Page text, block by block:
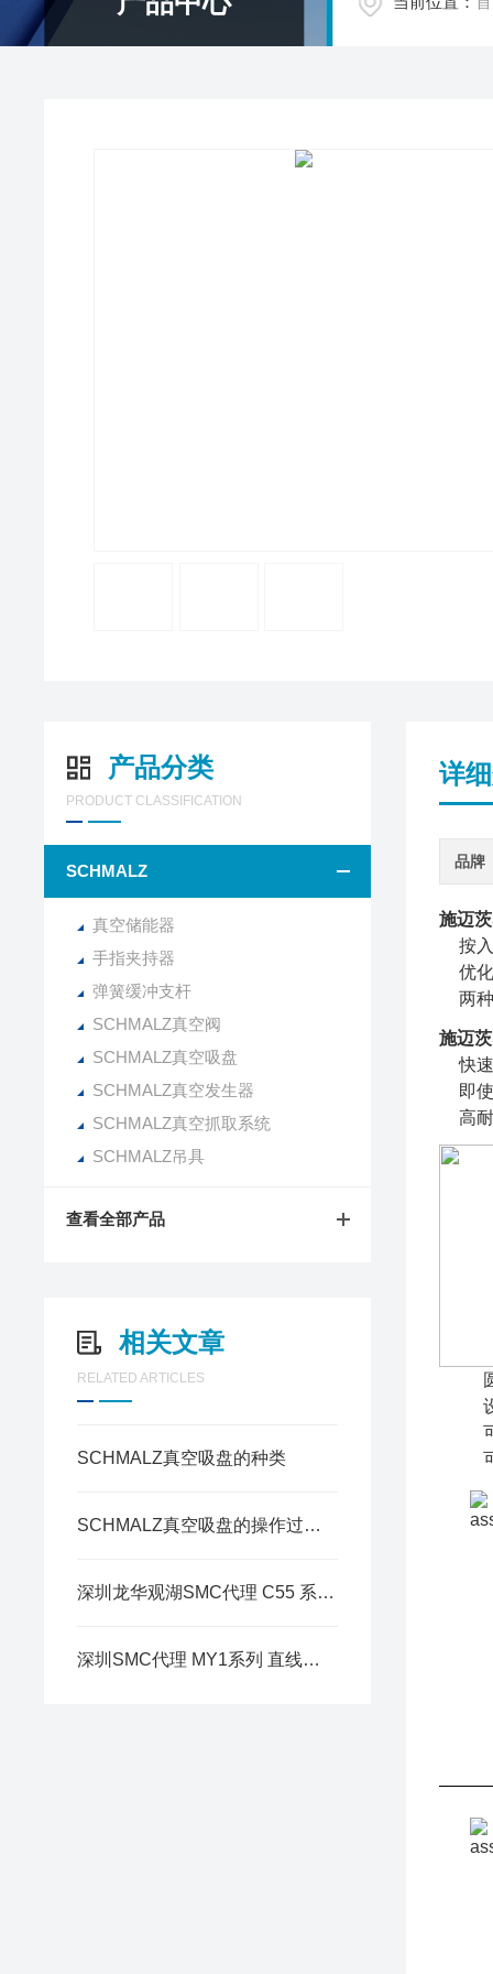
产品分类
PRODUCT CLASSIFICATION
SCHMALZ
真空储能器
手指夹持器
弹簧缓冲支杆
SCHMALZ真空阀
SCHMALZ真空吸盘
SCHMALZ真空发生器
SCHMALZ真空抓取系统
SCHMALZ吊具
查看全部产品
相关文章
RELATED ARTICLES
SCHMALZ真空吸盘的种类
SCHMALZ真空吸盘的操作过程中需要注意一些特殊事项
深圳龙华观湖SMC代理 C55 系列 符合ISO标准 薄型气缸
深圳SMC代理 MY1系列 直线导轨型简介
详
品牌
施迈
按
优
两
施迈
快
即
高